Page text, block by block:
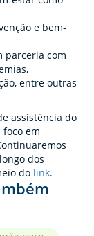
e bem-
parceria com
entre outras
assistência do
em
dos
do link.